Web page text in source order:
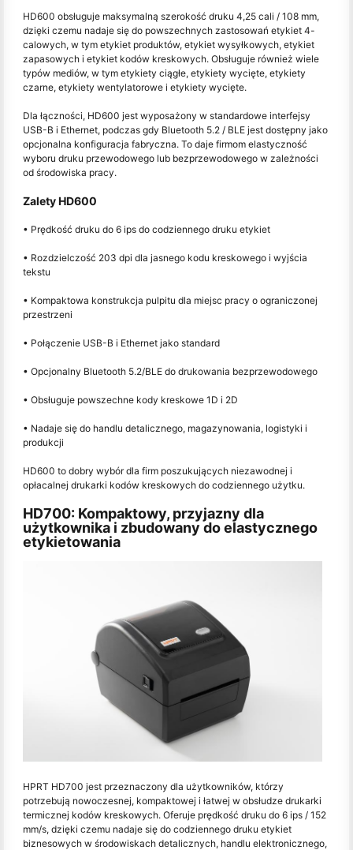
HD600 obsługuje maksymalną szerokość druku 4,25 cali / 108 mm,
dzięki czemu nadaje się do powszechnych zastosowań etykiet 4-
calowych, w tym etykiet produktów, etykiet wysyłkowych, etykiet
zapasowych i etykiet kodów kreskowych. Obsługuje również wiele
typów mediów, w tym etykiety ciągłe, etykiety wycięte, etykiety
czarne, etykiety wentylatorowe i etykiety wycięte.
Dla łączności, HD600 jest wyposażony w standardowe interfejsy
USB-B i Ethernet, podczas gdy Bluetooth 5.2 / BLE jest dostępny jako
opcjonalna konfiguracja fabryczna. To daje firmom elastyczność
wyboru druku przewodowego lub bezprzewodowego w zależności
od środowiska pracy.
Zalety HD600
• Prędkość druku do 6 ips do codziennego druku etykiet
• Rozdzielczość 203 dpi dla jasnego kodu kreskowego i wyjścia
tekstu
• Kompaktowa konstrukcja pulpitu dla miejsc pracy o ograniczonej
przestrzeni
• Połączenie USB-B i Ethernet jako standard
• Opcjonalny Bluetooth 5.2/BLE do drukowania bezprzewodowego
• Obsługuje powszechne kody kreskowe 1D i 2D
• Nadaje się do handlu detalicznego, magazynowania, logistyki i
produkcji
HD600 to dobry wybór dla firm poszukujących niezawodnej i
opłacalnej drukarki kodów kreskowych do codziennego użytku.
HD700: Kompaktowy, przyjazny dla
użytkownika i zbudowany do elastycznego
etykietowania
HPRT HD700 jest przeznaczony dla użytkowników, którzy
potrzebują nowoczesnej, kompaktowej i łatwej w obsłudze drukarki
termicznej kodów kreskowych. Oferuje prędkość druku do 6 ips / 152
mm/s, dzięki czemu nadaje się do codziennego druku etykiet
biznesowych w środowiskach detalicznych, handlu elektronicznego,